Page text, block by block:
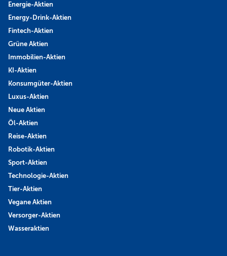
Energie-Aktien
Energy-Drink-Aktien
Fintech-Aktien
Grüne Aktien
Immobilien-Aktien
KI-Aktien
Konsumgüter-Aktien
Luxus-Aktien
Neue Aktien
Öl-Aktien
Reise-Aktien
Robotik-Aktien
Sport-Aktien
Technologie-Aktien
Tier-Aktien
Vegane Aktien
Versorger-Aktien
Wasseraktien